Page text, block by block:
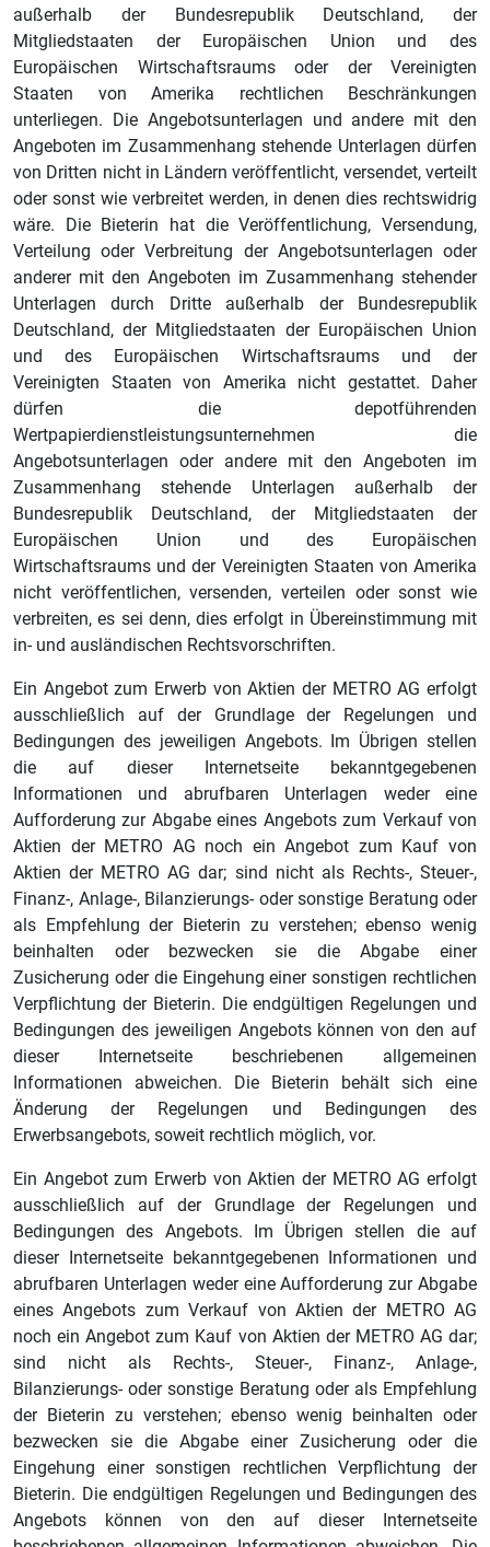
außerhalb der Bundesrepublik Deutschland, der
Mitgliedstaaten der Europäischen Union und des
Europäischen Wirtschaftsraums oder der Vereinigten
Staaten von Amerika rechtlichen Beschränkungen
unterliegen. Die Angebotsunterlagen und andere mit den
Angeboten im Zusammenhang stehende Unterlagen dürfen
von Dritten nicht in Ländern veröffentlicht, versendet, verteilt
oder sonst wie verbreitet werden, in denen dies rechtswidrig
wäre. Die Bieterin hat die Veröffentlichung, Versendung,
Verteilung oder Verbreitung der Angebotsunterlagen oder
anderer mit den Angeboten im Zusammenhang stehender
Unterlagen durch Dritte außerhalb der Bundesrepublik
Deutschland, der Mitgliedstaaten der Europäischen Union
und des Europäischen Wirtschaftsraums und der
Vereinigten Staaten von Amerika nicht gestattet. Daher
dürfen die depotführenden
Wertpapierdienstleistungsunternehmen die
Angebotsunterlagen oder andere mit den Angeboten im
Zusammenhang stehende Unterlagen außerhalb der
Bundesrepublik Deutschland, der Mitgliedstaaten der
Europäischen Union und des Europäischen
Wirtschaftsraums und der Vereinigten Staaten von Amerika
nicht veröffentlichen, versenden, verteilen oder sonst wie
verbreiten, es sei denn, dies erfolgt in Übereinstimmung mit
in‑ und ausländischen Rechtsvorschriften.
Ein Angebot zum Erwerb von Aktien der METRO AG erfolgt
ausschließlich auf der Grundlage der Regelungen und
Bedingungen des jeweiligen Angebots. Im Übrigen stellen
die auf dieser Internetseite bekanntgegebenen
Informationen und abrufbaren Unterlagen weder eine
Aufforderung zur Abgabe eines Angebots zum Verkauf von
Aktien der METRO AG noch ein Angebot zum Kauf von
Aktien der METRO AG dar; sind nicht als Rechts-, Steuer-,
Finanz-, Anlage-, Bilanzierungs- oder sonstige Beratung oder
als Empfehlung der Bieterin zu verstehen; ebenso wenig
beinhalten oder bezwecken sie die Abgabe einer
Zusicherung oder die Eingehung einer sonstigen rechtlichen
Verpflichtung der Bieterin. Die endgültigen Regelungen und
Bedingungen des jeweiligen Angebots können von den auf
dieser Internetseite beschriebenen allgemeinen
Informationen abweichen. Die Bieterin behält sich eine
Änderung der Regelungen und Bedingungen des
Erwerbsangebots, soweit rechtlich möglich, vor.
Ein Angebot zum Erwerb von Aktien der METRO AG erfolgt
ausschließlich auf der Grundlage der Regelungen und
Bedingungen des Angebots. Im Übrigen stellen die auf
dieser Internetseite bekanntgegebenen Informationen und
abrufbaren Unterlagen weder eine Aufforderung zur Abgabe
eines Angebots zum Verkauf von Aktien der METRO AG
noch ein Angebot zum Kauf von Aktien der METRO AG dar;
sind nicht als Rechts-, Steuer-, Finanz-, Anlage-,
Bilanzierungs- oder sonstige Beratung oder als Empfehlung
der Bieterin zu verstehen; ebenso wenig beinhalten oder
bezwecken sie die Abgabe einer Zusicherung oder die
Eingehung einer sonstigen rechtlichen Verpflichtung der
Bieterin. Die endgültigen Regelungen und Bedingungen des
Angebots können von den auf dieser Internetseite